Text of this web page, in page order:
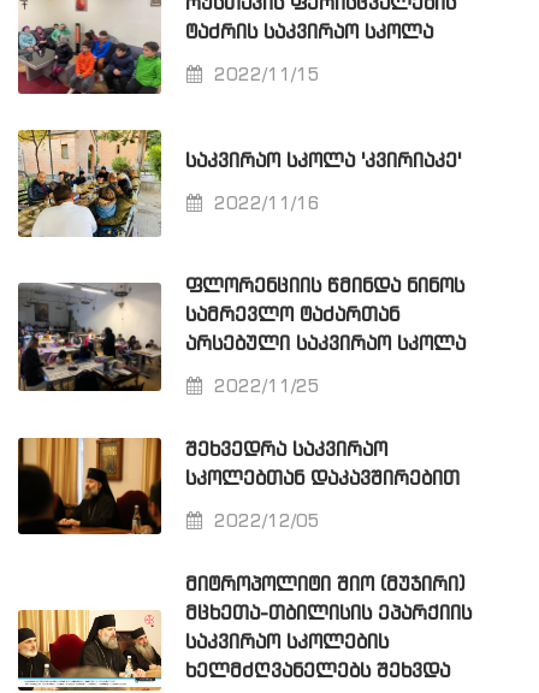
ᲢᲐᲫᲠᲘᲡ ᲡᲐᲙᲕᲘᲠᲐᲝ ᲡᲙᲝᲚᲐ
2022/11/15
ᲡᲐᲙᲕᲘᲠᲐᲝ ᲡᲙᲝᲚᲐ 'ᲙᲕᲘᲠᲘᲐᲙᲔ'
2022/11/16
ᲤᲚᲝᲠᲔᲜᲪᲘᲘᲡ ᲬᲛᲘᲜᲓᲐ ᲜᲘᲜᲝᲡ
ᲡᲐᲛᲠᲔᲕᲚᲝ ᲢᲐᲫᲐᲠᲗᲐᲜ
ᲐᲠᲡᲔᲑᲣᲚᲘ ᲡᲐᲙᲕᲘᲠᲐᲝ ᲡᲙᲝᲚᲐ
2022/11/25
ᲨᲔᲮᲕᲔᲓᲠᲐ ᲡᲐᲙᲕᲘᲠᲐᲝ
ᲡᲙᲝᲚᲔᲑᲗᲐᲜ ᲓᲐᲙᲐᲕᲨᲘᲠᲔᲑᲘᲗ
2022/12/05
ᲛᲘᲢᲠᲝᲞᲝᲚᲘᲢᲘ ᲨᲘᲝ (ᲛᲣᲯᲘᲠᲘ)
ᲛᲪᲮᲔᲗᲐ-ᲗᲑᲘᲚᲘᲡᲘᲡ ᲔᲞᲐᲠᲥᲘᲘᲡ
ᲡᲐᲙᲕᲘᲠᲐᲝ ᲡᲙᲝᲚᲔᲑᲘᲡ
ᲮᲔᲚᲛᲫᲦᲕᲐᲜᲔᲚᲔᲑᲡ ᲨᲔᲮᲕᲓᲐ